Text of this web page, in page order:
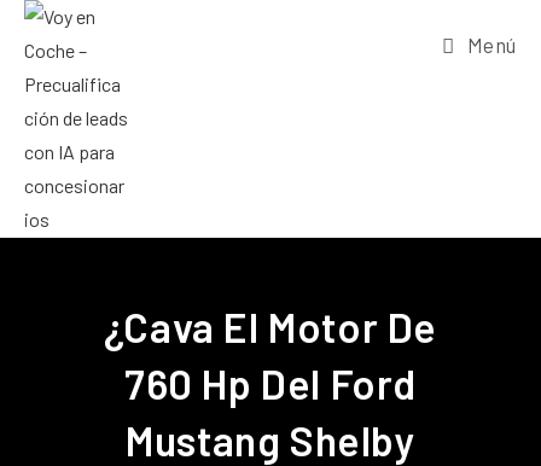
Menú
¿Cava El Motor De
760 Hp Del Ford
Mustang Shelby